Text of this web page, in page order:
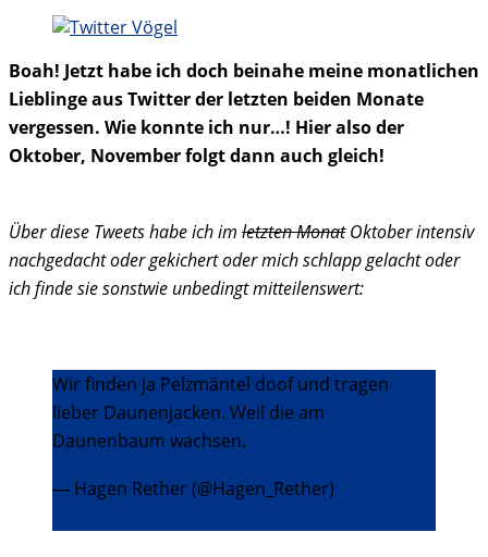
Boah! Jetzt habe ich doch beinahe meine monatlichen
Lieblinge aus Twitter der letzten beiden Monate
vergessen. Wie konnte ich nur…! Hier also der
Oktober, November folgt dann auch gleich!
Über diese Tweets habe ich im letzten MonatOktober intensiv
nachgedacht oder gekichert oder mich schlapp gelacht oder
ich finde sie sonstwie unbedingt mitteilenswert:
Wir finden ja Pelzmäntel doof und tragen
lieber Daunenjacken. Weil die am
Daunenbaum wachsen.
— Hagen Rether (@Hagen_Rether)